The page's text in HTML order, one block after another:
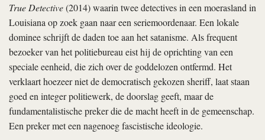
True Detective(2014) waarin twee detectives in een moerasland in
Louisiana op zoek gaan naar een seriemoordenaar. Een lokale
dominee schrijft de daden toe aan het satanisme. Als frequent
bezoeker van het politiebureau eist hij de oprichting van een
speciale eenheid, die zich over de goddelozen ontfermd. Het
verklaart hoezeer niet de democratisch gekozen sheriff, laat staan
goed en integer politiewerk, de doorslag geeft, maar de
fundamentalistische preker die de macht heeft in de gemeenschap.
Een preker met een nagenoeg fascistische ideologie.